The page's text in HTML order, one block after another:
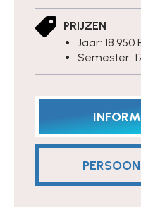
PRIJZEN
Jaar: 18.950
Semester: